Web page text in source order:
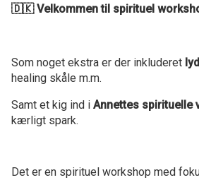
🇩🇰 Velkommen til spirituel
Som noget ekstra er der inkluderet
healing skåle m.m.
Samt et kig ind i Annettes spirituelle
kærligt spark.
Det er en spirituel workshop med